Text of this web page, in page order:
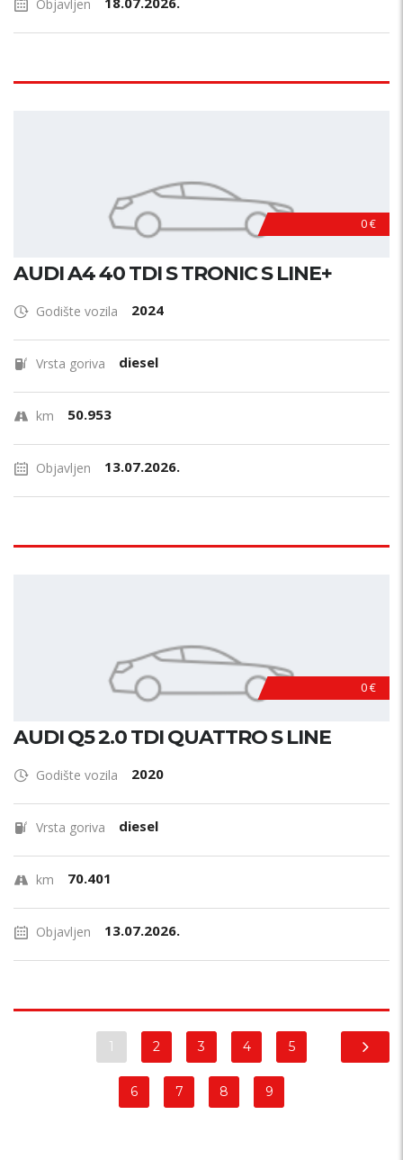
Objavljen
0 €
AUDI A4 40 TDI S TRONIC S LINE+
Godište vozila 2024
Vrsta goriva diesel
km 50.953
Objavljen 13.07.2026.
0 €
AUDI Q5 2.0 TDI QUATTRO S LINE
Godište vozila 2020
Vrsta goriva diesel
km 70.401
Objavljen 13.07.2026.
1 2 3 4 5
6 7 8 9